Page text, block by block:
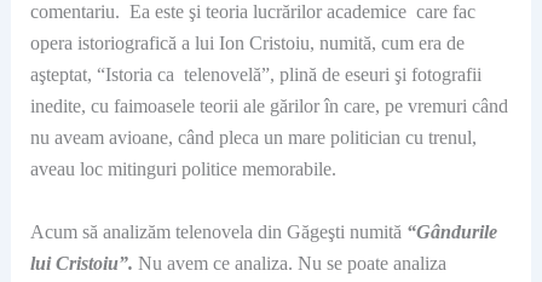
comentariu. Ea este şi teoria lucrărilor academice care fac
opera istoriografică a lui Ion Cristoiu, numită, cum era de
aşteptat, “Istoria ca telenovelă”, plină de eseuri şi fotografii
inedite, cu faimoasele teorii ale gărilor în care, pe vremuri când
nu aveam avioane, când pleca un mare politician cu trenul,
aveau loc mitinguri politice memorabile.
Acum să analizăm telenovela din Găgeşti numită “Gândurile
lui Cristoiu”. Nu avem ce analiza. Nu se poate analiza